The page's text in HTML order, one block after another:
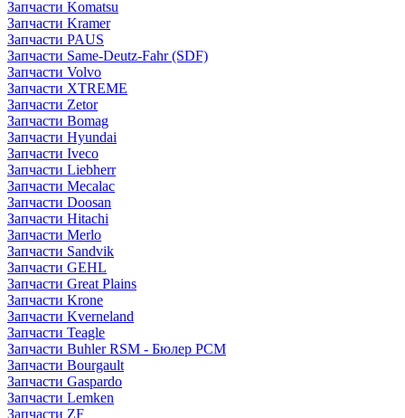
Запчасти Komatsu
Запчасти Kramer
Запчасти PAUS
Запчасти Same-Deutz-Fahr (SDF)
Запчасти Volvo
Запчасти XTREME
Запчасти Zetor
Запчасти Bomag
Запчасти Hyundai
Запчасти Iveco
Запчасти Liebherr
Запчасти Mecalac
Запчасти Doosan
Запчасти Hitachi
Запчасти Merlo
Запчасти Sandvik
Запчасти GEHL
Запчасти Great Plains
Запчасти Krone
Запчасти Kverneland
Запчасти Teagle
Запчасти Buhler RSM - Бюлер РСМ
Запчасти Bourgault
Запчасти Gaspardo
Запчасти Lemken
Запчасти ZF